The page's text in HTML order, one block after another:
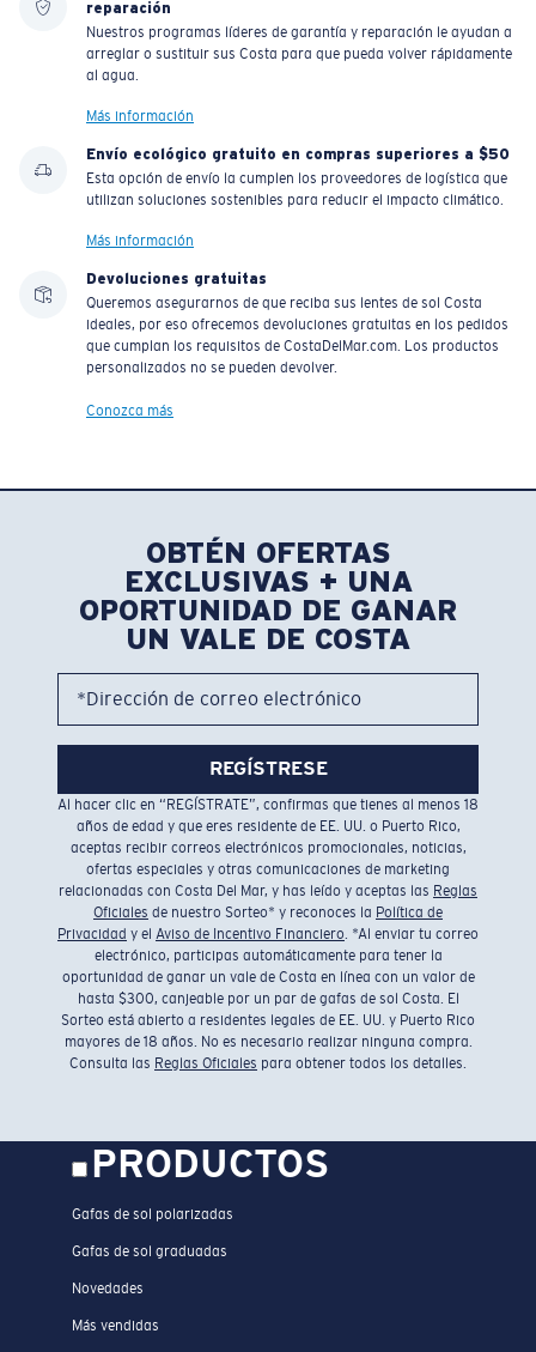
reparación
Nuestros programas líderes de garantía y reparación le ayudan a
arreglar o sustituir sus Costa para que pueda volver rápidamente
al agua.
Más información
Envío ecológico gratuito en compras superiores a $50
Esta opción de envío la cumplen los proveedores de logística que
utilizan soluciones sostenibles para reducir el impacto climático.
Más información
Devoluciones gratuitas
Queremos asegurarnos de que reciba sus lentes de sol Costa
ideales, por eso ofrecemos devoluciones gratuitas en los pedidos
que cumplan los requisitos de CostaDelMar.com. Los productos
personalizados no se pueden devolver.
Conozca más
OBTÉN OFERTAS
EXCLUSIVAS + UNA
OPORTUNIDAD DE GANAR
UN VALE DE COSTA
*Dirección de correo electrónico
REGÍSTRESE
Al hacer clic en “REGÍSTRATE”, confirmas que tienes al menos 18
años de edad y que eres residente de EE. UU. o Puerto Rico,
aceptas recibir correos electrónicos promocionales, noticias,
ofertas especiales y otras comunicaciones de marketing
relacionadas con Costa Del Mar, y has leído y aceptas las Reglas
Oficiales de nuestro Sorteo* y reconoces la Política de
Privacidad y el Aviso de Incentivo Financiero. *Al enviar tu correo
electrónico, participas automáticamente para tener la
oportunidad de ganar un vale de Costa en línea con un valor de
hasta $300, canjeable por un par de gafas de sol Costa. El
Sorteo está abierto a residentes legales de EE. UU. y Puerto Rico
mayores de 18 años. No es necesario realizar ninguna compra.
Consulta las Reglas Oficiales para obtener todos los detalles.
PRODUCTOS
Gafas de sol polarizadas
Gafas de sol graduadas
Novedades
Más vendidas